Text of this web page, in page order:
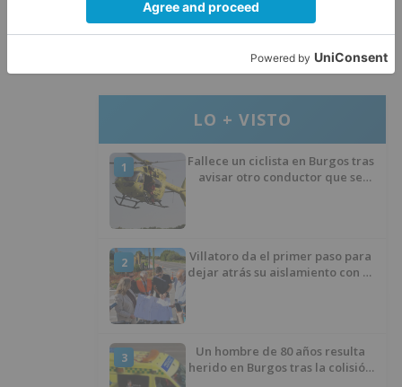
veterinarios españoles unen
dar
LO + VISTO
1
Fallece un ciclista en Burgos tras
avisar otro conductor que se
2
Villatoro da el primer paso para
dejar atrás su aislamiento con el
3
Un hombre de 80 años resulta
herido en Burgos tras la colisión